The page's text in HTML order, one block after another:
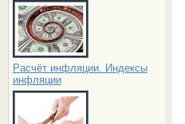
Расчёт инфляции. Индексы
инфляции